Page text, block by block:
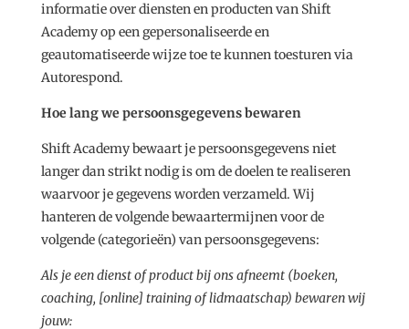
informatie over diensten en producten van Shift
Academy op een gepersonaliseerde en
geautomatiseerde wijze toe te kunnen toesturen via
Autorespond.
Hoe lang we persoonsgegevens bewaren
Shift Academy bewaart je persoonsgegevens niet
langer dan strikt nodig is om de doelen te realiseren
waarvoor je gegevens worden verzameld. Wij
hanteren de volgende bewaartermijnen voor de
volgende (categorieën) van persoonsgegevens:
Als je een dienst of product bij ons afneemt (boeken,
coaching, [online] training of lidmaatschap) bewaren wij
jouw: